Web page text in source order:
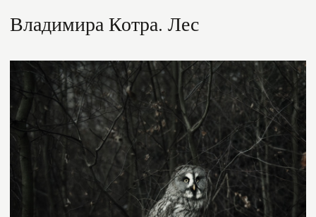
Владимира Котра. Лес